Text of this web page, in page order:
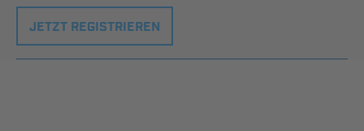
JETZT REGISTRIEREN